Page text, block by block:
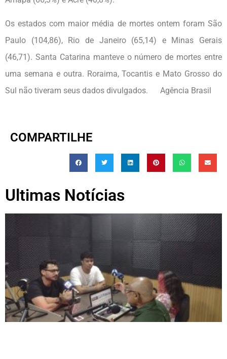
Os estados com maior média de mortes ontem foram São
Paulo (104,86), Rio de Janeiro (65,14) e Minas Gerais
(46,71). Santa Catarina manteve o número de mortes entre
uma semana e outra. Roraima, Tocantis e Mato Grosso do
Sul não tiveram seus dados divulgados. Agência Brasil
COMPARTILHE
Ultimas Notícias